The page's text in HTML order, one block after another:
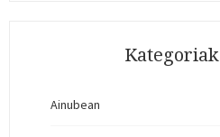
Kategoriak
Ainubean